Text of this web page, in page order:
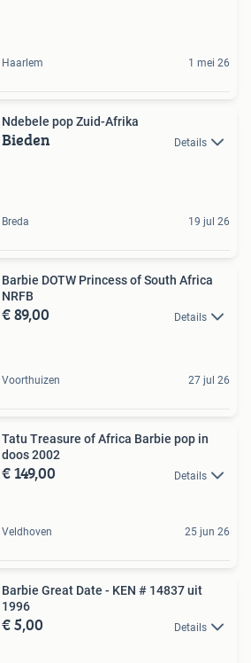
Haarlem 1 mei 26
Ndebele pop Zuid-Afrika
Bieden Details
Breda 19 jul 26
Barbie DOTW Princess of South Africa
NRFB
€ 89,00 Details
Voorthuizen 27 jul 26
Tatu Treasure of Africa Barbie pop in
doos 2002
€ 149,00 Details
Veldhoven 25 jun 26
Barbie Great Date - KEN # 14837 uit
1996
€ 5,00 Details